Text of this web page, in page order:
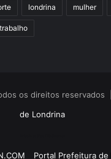
londrina mulher
trabalho
os direitos reservados
de Londrina
Portal Prefeitura de